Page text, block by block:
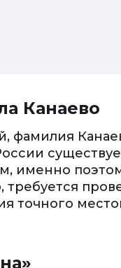
Канаево
фамилия
именно
требуется
точного